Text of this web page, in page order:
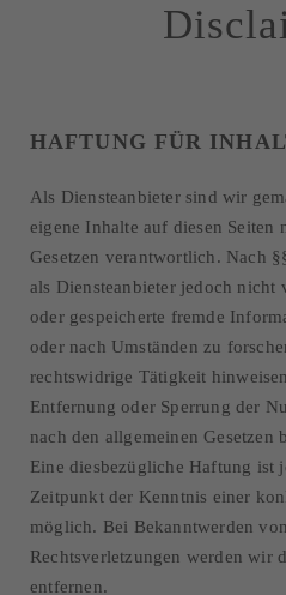
HAFTUNG FÜR
Als Diensteanbieter sind wir
eigene Inhalte auf diesen Seiten
Gesetzen verantwortlich. Nach
als Diensteanbieter jedoch nicht
oder gespeicherte fremde
oder nach Umständen zu
rechtswidrige Tätigkeit
Entfernung oder Sperrung der
nach den allgemeinen
Eine diesbezügliche Haftung ist
Zeitpunkt der Kenntnis einer
möglich. Bei Bekanntwerden
Rechtsverletzungen werden wir
entfernen.